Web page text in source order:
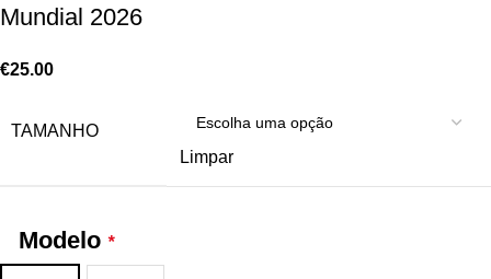
Mundial 2026
€25.00
TAMANHO
Limpar
Modelo *